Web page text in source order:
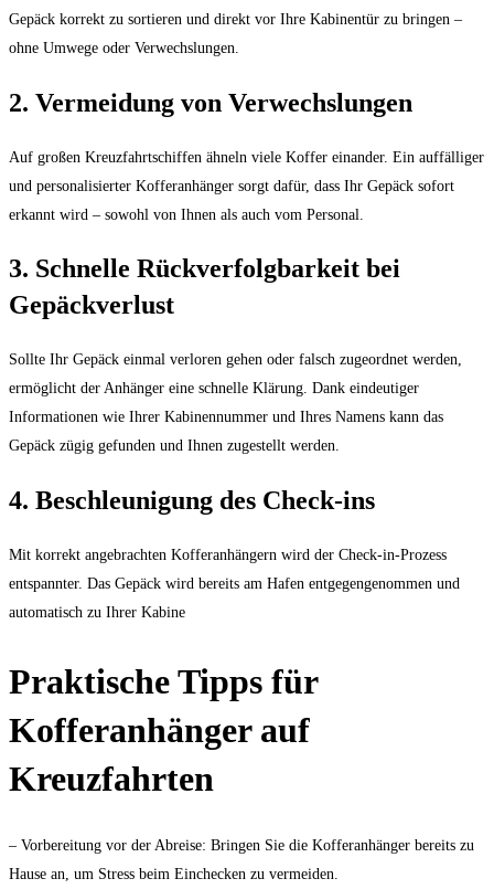
Gepäck korrekt zu sortieren und direkt vor Ihre Kabinentür zu bringen –
ohne Umwege oder Verwechslungen.
2. Vermeidung von Verwechslungen
Auf großen Kreuzfahrtschiffen ähneln viele Koffer einander. Ein auffälliger
und personalisierter Kofferanhänger sorgt dafür, dass Ihr Gepäck sofort
erkannt wird – sowohl von Ihnen als auch vom Personal.
3. Schnelle Rückverfolgbarkeit bei
Gepäckverlust
Sollte Ihr Gepäck einmal verloren gehen oder falsch zugeordnet werden,
ermöglicht der Anhänger eine schnelle Klärung. Dank eindeutiger
Informationen wie Ihrer Kabinennummer und Ihres Namens kann das
Gepäck zügig gefunden und Ihnen zugestellt werden.
4. Beschleunigung des Check-ins
Mit korrekt angebrachten Kofferanhängern wird der Check-in-Prozess
entspannter. Das Gepäck wird bereits am Hafen entgegengenommen und
automatisch zu Ihrer Kabine
Praktische Tipps für
Kofferanhänger auf
Kreuzfahrten
– Vorbereitung vor der Abreise: Bringen Sie die Kofferanhänger bereits zu
Hause an, um Stress beim Einchecken zu vermeiden.